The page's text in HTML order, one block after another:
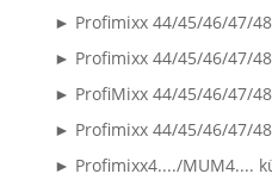
► Profimixx 44/45/46/47/
► Profimixx 44/45/46/47/
► ProfiMixx 44/45/46/47/
► Profimixx 44/45/46/47/
► Profimixx4..../MUM4....